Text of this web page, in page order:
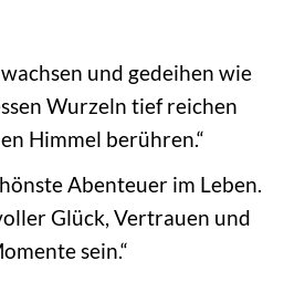
und gedeihen wie
Wurzeln tief reichen
Himmel berühren.“
Abenteuer im Leben.
Glück, Vertrauen und
sein.“